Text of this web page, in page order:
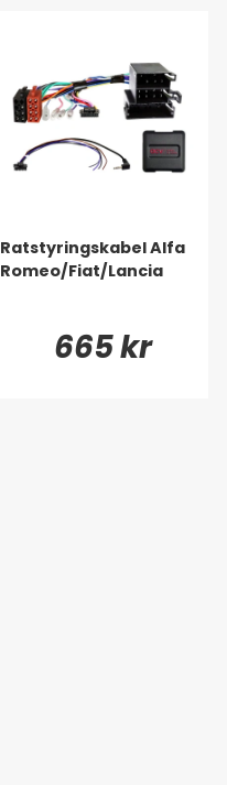
Ratstyringskabel Alfa
Romeo/Fiat/Lancia
665 kr